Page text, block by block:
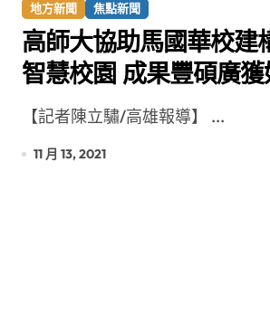
地方新聞 焦點新聞
高師大協助馬國華校建
智慧校園 成果豐碩廣獲
評 【記者陳立驌/高雄報導】 ...
11 月 13, 2021